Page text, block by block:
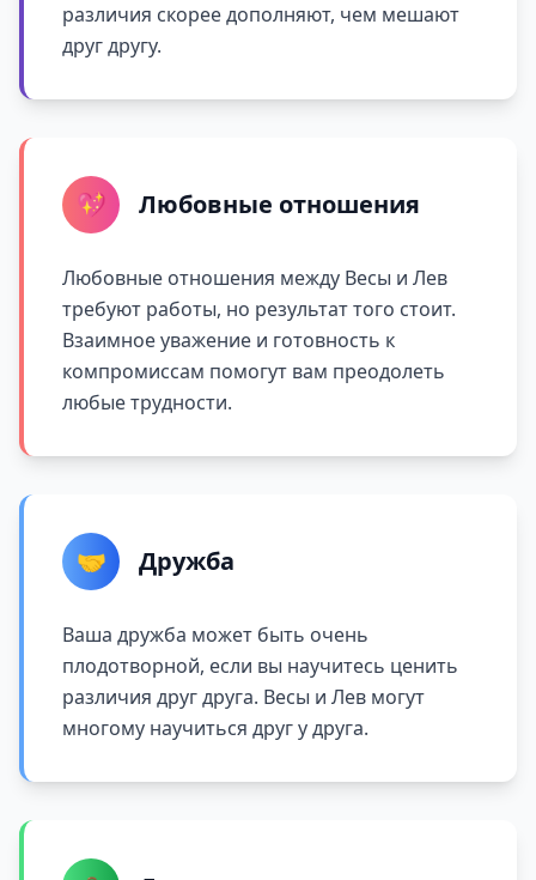
различия скорее дополняют, чем мешают
друг другу.
💖 Любовные отношения
Любовные отношения между Весы и Лев
требуют работы, но результат того стоит.
Взаимное уважение и готовность к
компромиссам помогут вам преодолеть
любые трудности.
🤝 Дружба
Ваша дружба может быть очень
плодотворной, если вы научитесь ценить
различия друг друга. Весы и Лев могут
многому научиться друг у друга.